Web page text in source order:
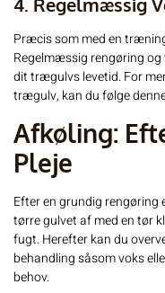
Præcis som med en
Regelmæssig rengøring
dit trægulvs levetid. For
trægulv, kan du følge
Afkøling:
Pleje
Efter en grundig rengøring
tørre gulvet af med en tør
fugt. Herefter kan du
behandling såsom voks
behov.